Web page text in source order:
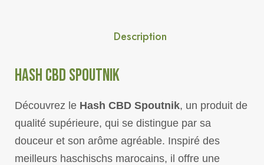
Description
HASH CBD SPOUTNIK
Découvrez le Hash CBD Spoutnik, un produit de
qualité supérieure, qui se distingue par sa
douceur et son arôme agréable. Inspiré des
meilleurs haschischs marocains, il offre une